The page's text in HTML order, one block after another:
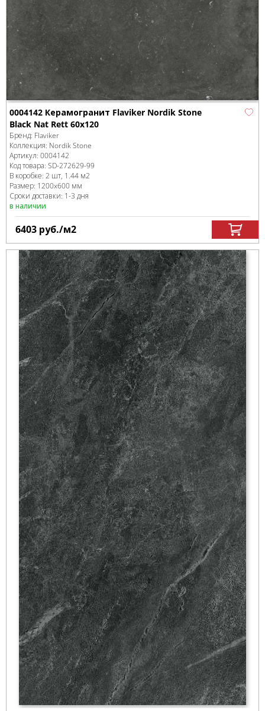
0004142 Керамогранит Flaviker Nordik Stone
Black Nat Rett 60x120
Бренд: Flaviker
Коллекция: Nordik Stone
Артикул: 0004142
Код товара: SD-272629-99
В коробке: 2 шт, 1.44 м2
Размер: 1200x600 мм
Сроки доставки: 1-3 дня
в наличии
6403 руб./м2